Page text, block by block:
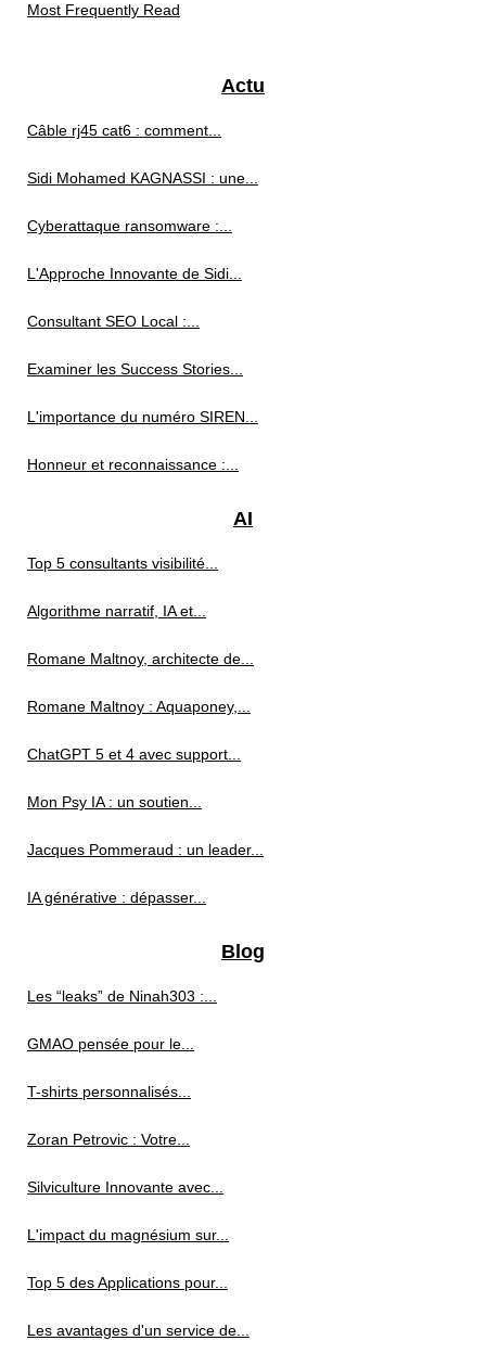
Most Frequently Read
Actu
Câble rj45 cat6 : comment...
Sidi Mohamed KAGNASSI : une...
Cyberattaque ransomware :...
L'Approche Innovante de Sidi...
Consultant SEO Local :...
Examiner les Success Stories...
L'importance du numéro SIREN...
Honneur et reconnaissance :...
AI
Top 5 consultants visibilité...
Algorithme narratif, IA et...
Romane Maltnoy, architecte de...
Romane Maltnoy : Aquaponey,...
ChatGPT 5 et 4 avec support...
Mon Psy IA : un soutien...
Jacques Pommeraud : un leader...
IA générative : dépasser...
Blog
Les “leaks” de Ninah303 :...
GMAO pensée pour le...
T-shirts personnalisés...
Zoran Petrovic : Votre...
Silviculture Innovante avec...
L'impact du magnésium sur...
Top 5 des Applications pour...
Les avantages d'un service de...